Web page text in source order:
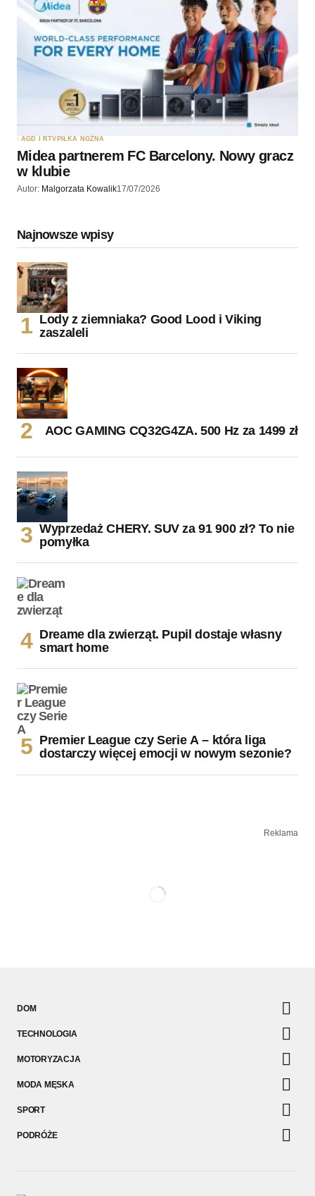
AGD I RTV PIŁKA NOŻNA
Midea partnerem FC Barcelony. Nowy gracz
w klubie
Autor: Malgorzata Kowalik17/07/2026
Najnowsze wpisy
Lody z ziemniaka? Good Lood i Viking
zaszaleli
AOC GAMING CQ32G4ZA. 500 Hz za 1499 zł
Wyprzedaż CHERY. SUV za 91 900 zł? To nie
pomyłka
Dreame dla zwierząt. Pupil dostaje własny
smart home
Premier League czy Serie A – która liga
dostarczy więcej emocji w nowym sezonie?
Reklama
DOM
TECHNOLOGIA
MOTORYZACJA
MODA MĘSKA
SPORT
PODRÓŻE